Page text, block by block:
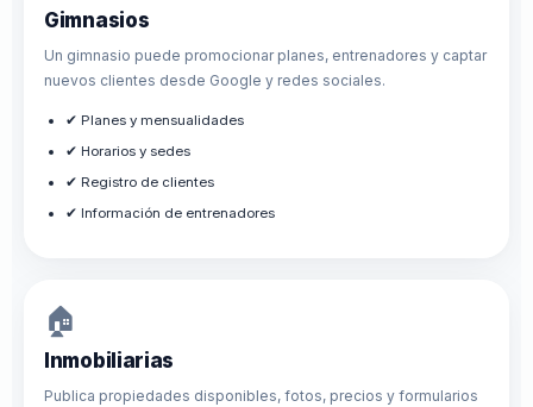
Gimnasios
Un gimnasio puede promocionar planes, entrenadores y captar
nuevos clientes desde Google y redes sociales.
✔ Planes y mensualidades
✔ Horarios y sedes
✔ Registro de clientes
✔ Información de entrenadores
🏠
Inmobiliarias
Publica propiedades disponibles, fotos, precios y formularios